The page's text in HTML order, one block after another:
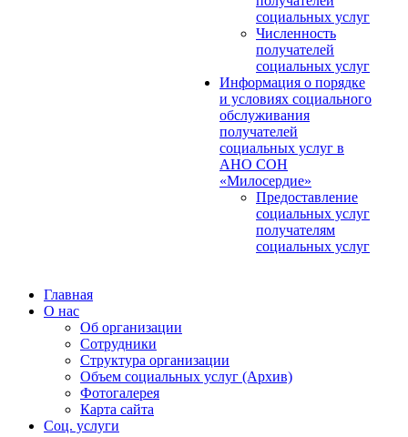
социальных услуг
Численность
получателей
социальных услуг
Информация о порядке
и условиях социального
обслуживания
получателей
социальных услуг в
АНО СОН
«Милосердие»
Предоставление
социальных услуг
получателям
социальных услуг
Главная
О нас
Об организации
Сотрудники
Структура организации
Объем социальных услуг (Архив)
Фотогалерея
Карта сайта
Соц. услуги